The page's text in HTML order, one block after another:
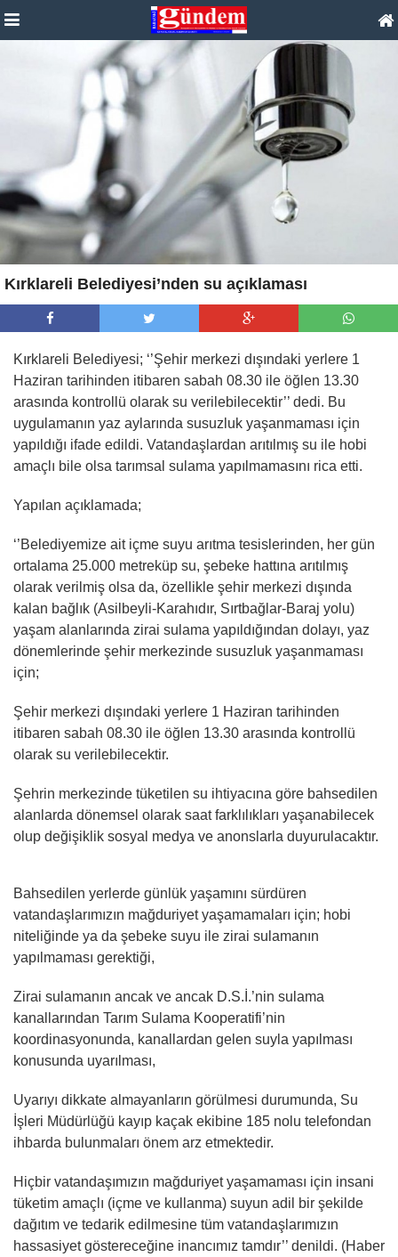
Kırklareli Belediyesi’nden su açıklaması
Kırklareli Belediyesi; ‘’Şehir merkezi dışındaki yerlere 1
Haziran tarihinden itibaren sabah 08.30 ile öğlen 13.30
arasında kontrollü olarak su verilebilecektir’’ dedi. Bu
uygulamanın yaz aylarında susuzluk yaşanmaması için
yapıldığı ifade edildi. Vatandaşlardan arıtılmış su ile hobi
amaçlı bile olsa tarımsal sulama yapılmamasını rica etti.
Yapılan açıklamada;
‘’Belediyemize ait içme suyu arıtma tesislerinden, her gün
ortalama 25.000 metreküp su, şebeke hattına arıtılmış
olarak verilmiş olsa da, özellikle şehir merkezi dışında
kalan bağlık (Asilbeyli-Karahıdır, Sırtbağlar-Baraj yolu)
yaşam alanlarında zirai sulama yapıldığından dolayı, yaz
dönemlerinde şehir merkezinde susuzluk yaşanmaması
için;
Şehir merkezi dışındaki yerlere 1 Haziran tarihinden
itibaren sabah 08.30 ile öğlen 13.30 arasında kontrollü
olarak su verilebilecektir.
Şehrin merkezinde tüketilen su ihtiyacına göre bahsedilen
alanlarda dönemsel olarak saat farklılıkları yaşanabilecek
olup değişiklik sosyal medya ve anonslarla duyurulacaktır.
Bahsedilen yerlerde günlük yaşamını sürdüren
vatandaşlarımızın mağduriyet yaşamamaları için; hobi
niteliğinde ya da şebeke suyu ile zirai sulamanın
yapılmaması gerektiği,
Zirai sulamanın ancak ve ancak D.S.İ.’nin sulama
kanallarından Tarım Sulama Kooperatifi’nin
koordinasyonunda, kanallardan gelen suyla yapılması
konusunda uyarılması,
Uyarıyı dikkate almayanların görülmesi durumunda, Su
İşleri Müdürlüğü kayıp kaçak ekibine 185 nolu telefondan
ihbarda bulunmaları önem arz etmektedir.
Hiçbir vatandaşımızın mağduriyet yaşamaması için insani
tüketim amaçlı (içme ve kullanma) suyun adil bir şekilde
dağıtım ve tedarik edilmesine tüm vatandaşlarımızın
hassasiyet göstereceğine inancımız tamdır’’ denildi. (Haber